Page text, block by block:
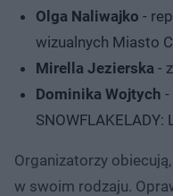
Olga Naliwajko -
wizualnych Miasto
Mirella Jezierska -
Dominika Wojtych -
Organizatorzy
w swoim rodzaju.